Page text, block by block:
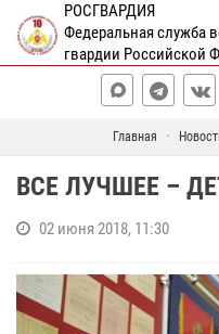
РОСГВАРДИЯ
Федеральная служба
гвардии Российской
Главная
ВСЕ ЛУЧШЕЕ –
02 июня 2018, 11:30